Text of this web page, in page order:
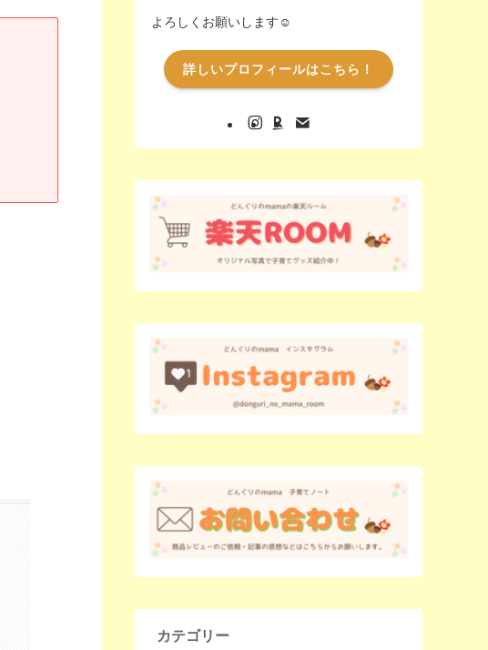
よろしくお願いします☺️
詳しいプロフィールはこちら！
カテゴリー